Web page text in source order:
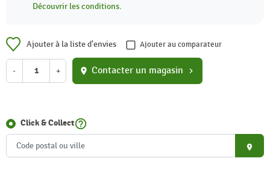
Découvrir les conditions.
Ajouter à la liste d'envies Ajouter au comparateur
- + location_on Contacter un magasin chevron_right
Click & Collecthelp_outline
place